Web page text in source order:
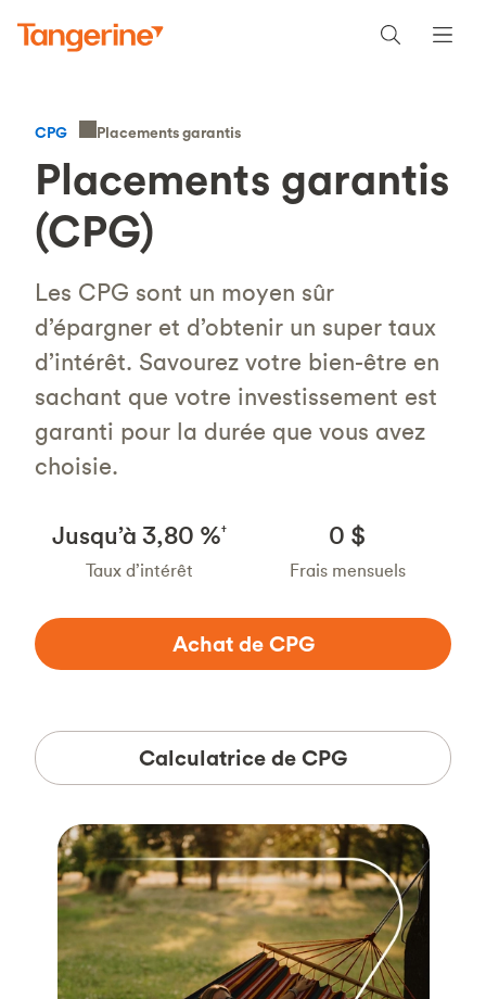
CPG Placements garantis
Placements garantis
(CPG)
Les CPG sont un moyen sûr
d’épargner et d’obtenir un super taux
d’intérêt. Savourez votre bien-être en
sachant que votre investissement est
garanti pour la durée que vous avez
choisie.
Jusqu’à 3,80 %†
Taux d’intérêt
0 $
Frais mensuels
Achat de CPG
Calculatrice de CPG